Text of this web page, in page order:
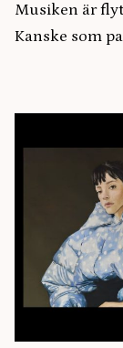
Musiken är
Kanske som